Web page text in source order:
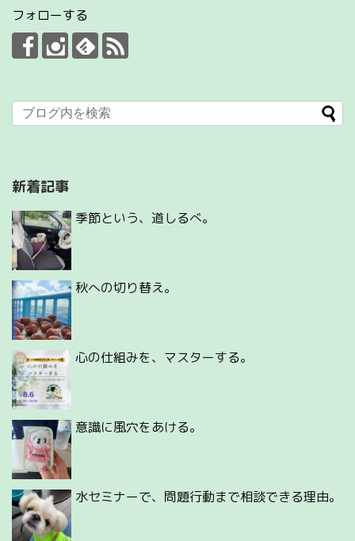
フォローする
新着記事
季節という、道しるべ。
秋への切り替え。
心の仕組みを、マスターする。
意識に風穴をあける。
水セミナーで、問題行動まで相談できる理由。